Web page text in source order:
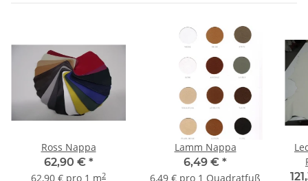
Ross Nappa
62,90 € *
62,90 € pro 1 m2
Lamm Nappa
6,49 € *
6,49 € pro 1 Quadratfuß